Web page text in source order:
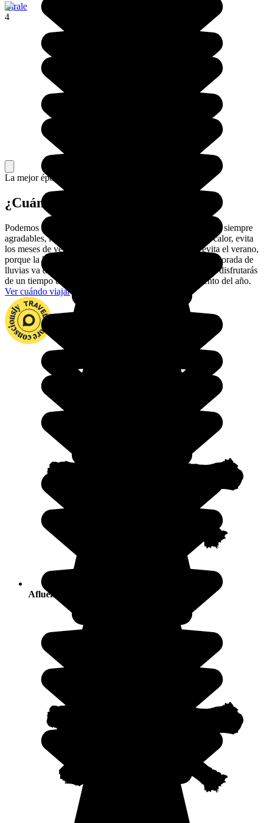
Birale
4
La mejor época para ir.
¿Cuándo viajar a Etiopía?
Podemos ir casi todo el año a Etiopía: las temperaturas son siempre
agradables, rondando los 20 grados. Si no llevas bien el calor, evita
los meses de verano en el este y el oeste. En general, evita el verano,
porque la lluvias pueden ser abundantes. En el sur, la temporada de
lluvias va de abril a septiembre. Aparte de eso, en Etiopía disfrutarás
de un tiempo un soleado y cálido sea cual sea el momento del año.
Ver cuándo viajar
Afluencia